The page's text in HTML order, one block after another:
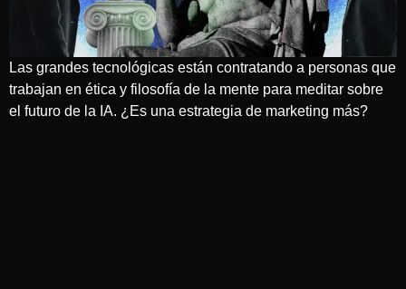
Las grandes tecnológicas están contratando a personas que
trabajan en ética y filosofía de la mente para meditar sobre
el futuro de la IA. ¿Es una estrategia de marketing más?